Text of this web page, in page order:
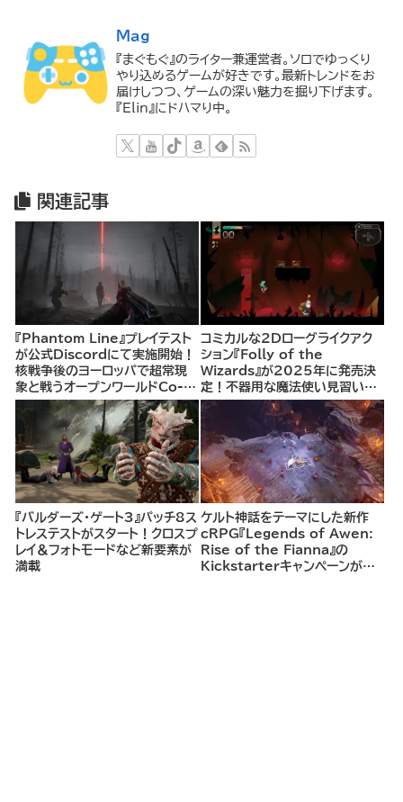
Mag
『まぐもぐ』のライター兼運営者。ソロでゆっくり
やり込めるゲームが好きです。最新トレンドをお
届けしつつ、ゲームの深い魅力を掘り下げます。
『Elin』にドハマり中。
関連記事
『Phantom Line』プレイテスト
が公式Discordにて実施開始！
核戦争後のヨーロッパで超常現
象と戦うオープンワールドCo-
opシューター
コミカルな2Dローグライクアク
ション『Folly of the
Wizards』が2025年に発売決
定！不器用な魔法使い見習いと
して、ランダム生成ダンジョンを
探索し、世界を救う冒険へ。
『バルダーズ・ゲート3』パッチ8ス
トレステストがスタート！クロスプ
レイ＆フォトモードなど新要素が
満載
ケルト神話をテーマにした新作
cRPG『Legends of Awen:
Rise of the Fianna』の
Kickstarterキャンペーンがま